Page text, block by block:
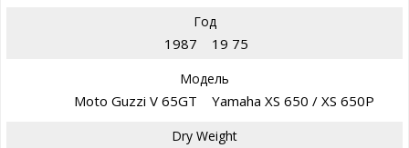
Год
1987 19 75
Модель
Moto Guzzi V 65GT Yamaha XS 650 / XS 650P
Dry Weight